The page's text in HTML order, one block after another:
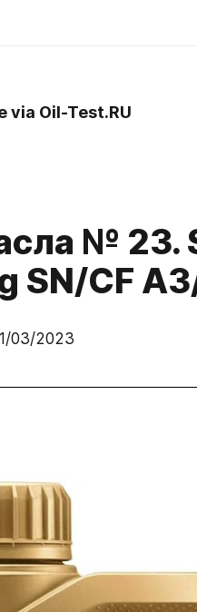
via Oil-Test.RU
№ 23.
SN/CF
03/2023